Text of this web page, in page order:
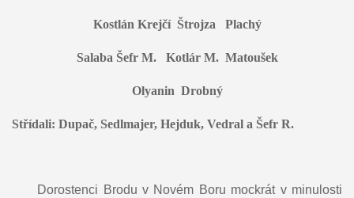
Kostlán Krejčí Štrojza Plachý
Salaba Šefr M. Kotlár M. Matoušek
Olyanin Drobný
Střídali: Dupač, Sedlmajer, Hejduk, Vedral a Šefr R.
Dorostenci Brodu v Novém Boru mockrát v minulosti